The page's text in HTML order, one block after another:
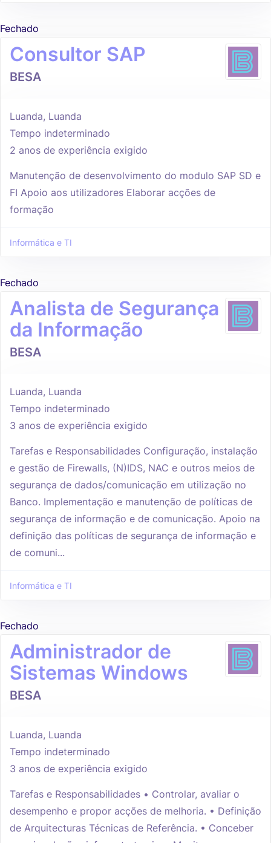
Fechado
Consultor SAP
BESA
Luanda, Luanda
Tempo indeterminado
2 anos de experiência exigido
Manutenção de desenvolvimento do modulo SAP SD e
FI Apoio aos utilizadores Elaborar acções de
formação
Informática e TI
Fechado
Analista de Segurança
da Informação
BESA
Luanda, Luanda
Tempo indeterminado
3 anos de experiência exigido
Tarefas e Responsabilidades Configuração, instalação
e gestão de Firewalls, (N)IDS, NAC e outros meios de
segurança de dados/comunicação em utilização no
Banco. Implementação e manutenção de políticas de
segurança de informação e de comunicação. Apoio na
definição das políticas de segurança de informação e
de comuni...
Informática e TI
Fechado
Administrador de
Sistemas Windows
BESA
Luanda, Luanda
Tempo indeterminado
3 anos de experiência exigido
Tarefas e Responsabilidades • Controlar, avaliar o
desempenho e propor acções de melhoria. • Definição
de Arquitecturas Técnicas de Referência. • Conceber